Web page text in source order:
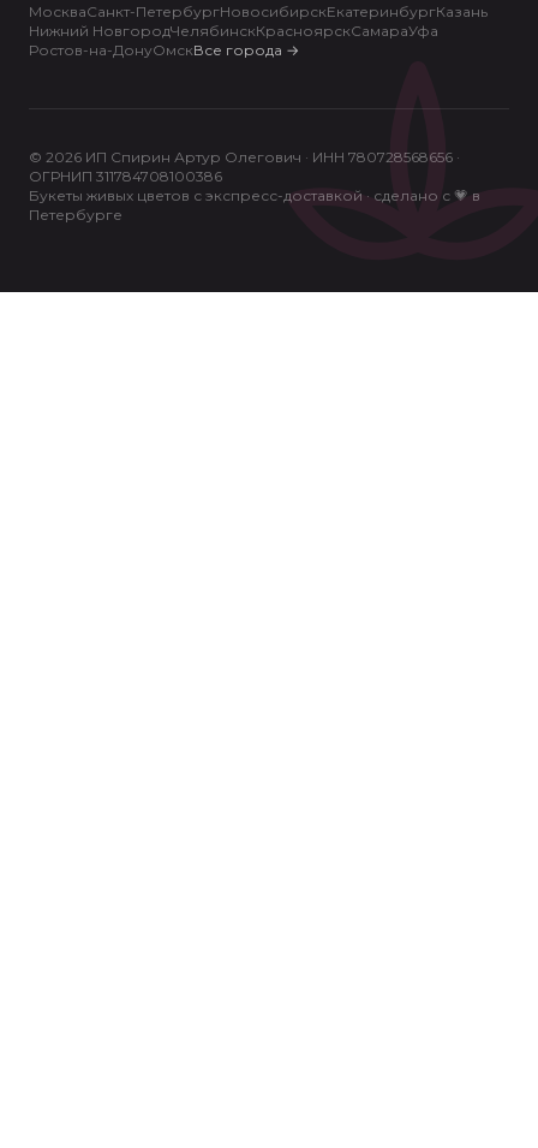
МоскваСанкт-ПетербургНовосибирскЕкатеринбургКазань
Нижний НовгородЧелябинскКрасноярскСамараУфа
Ростов-на-ДонуОмскВсе города →
© 2026 ИП Спирин Артур Олегович · ИНН 780728568656 ·
ОГРНИП 311784708100386
Букеты живых цветов с экспресс-доставкой · сделано с 💗 в
Петербурге